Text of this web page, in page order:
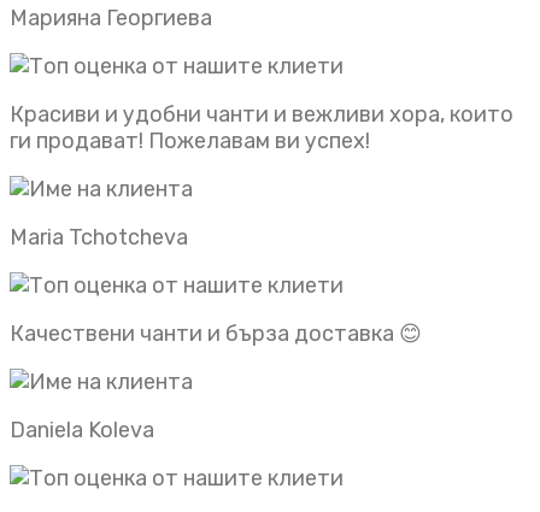
Марияна Георгиева
Красиви и удобни чанти и вежливи хора, които
ги продават! Пожелавам ви успех!
Maria Tchotcheva
Качествени чанти и бърза доставка 😊
Daniela Koleva